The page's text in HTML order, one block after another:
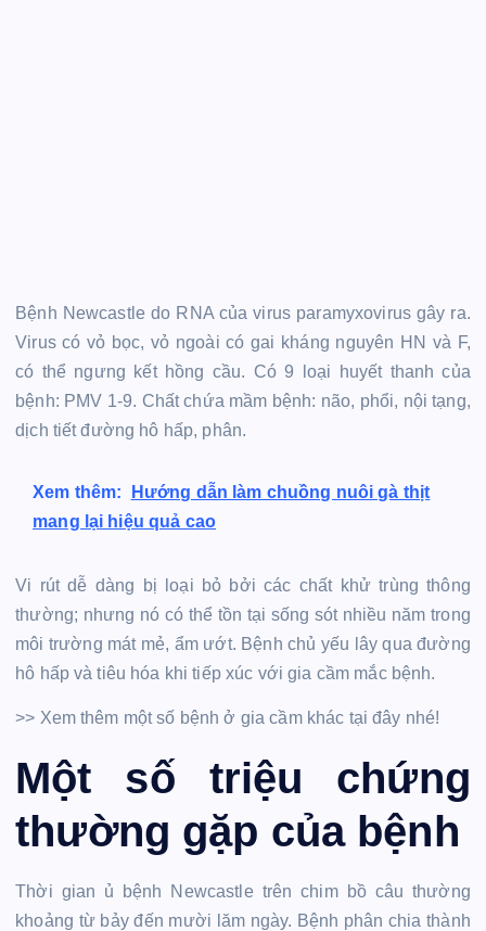
Bệnh Newcastle do RNA của virus paramyxovirus gây ra.
Virus có vỏ bọc, vỏ ngoài có gai kháng nguyên HN và F,
có thể ngưng kết hồng cầu. Có 9 loại huyết thanh của
bệnh: PMV 1-9. Chất chứa mầm bệnh: não, phổi, nội tạng,
dịch tiết đường hô hấp, phân.
Xem thêm:
Hướng dẫn làm chuồng nuôi gà thịt
mang lại hiệu quả cao
Vi rút dễ dàng bị loại bỏ bởi các chất khử trùng thông
thường; nhưng nó có thể tồn tại sống sót nhiều năm trong
môi trường mát mẻ, ẩm ướt. Bệnh chủ yếu lây qua đường
hô hấp và tiêu hóa khi tiếp xúc với gia cầm mắc bệnh.
>> Xem thêm một số bệnh ở gia cầm khác tại đây nhé!
Một số triệu chứng
thường gặp của bệnh
Thời gian ủ bệnh Newcastle trên chim bồ câu thường
khoảng từ bảy đến mười lăm ngày. Bệnh phân chia thành